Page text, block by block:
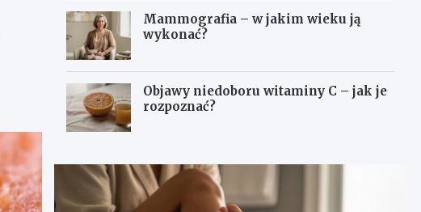
Mammografia – w jakim wieku ją
wykonać?
Objawy niedoboru witaminy C – jak je
rozpoznać?